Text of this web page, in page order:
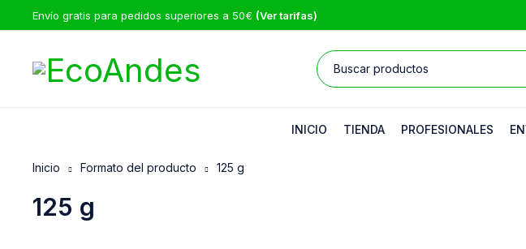
Envío gratis para pedidos superiores a 50€ (Ver tarifas)
INICIO TIENDA PROFESIONALES
125 g
Inicio Formato del producto 125 g